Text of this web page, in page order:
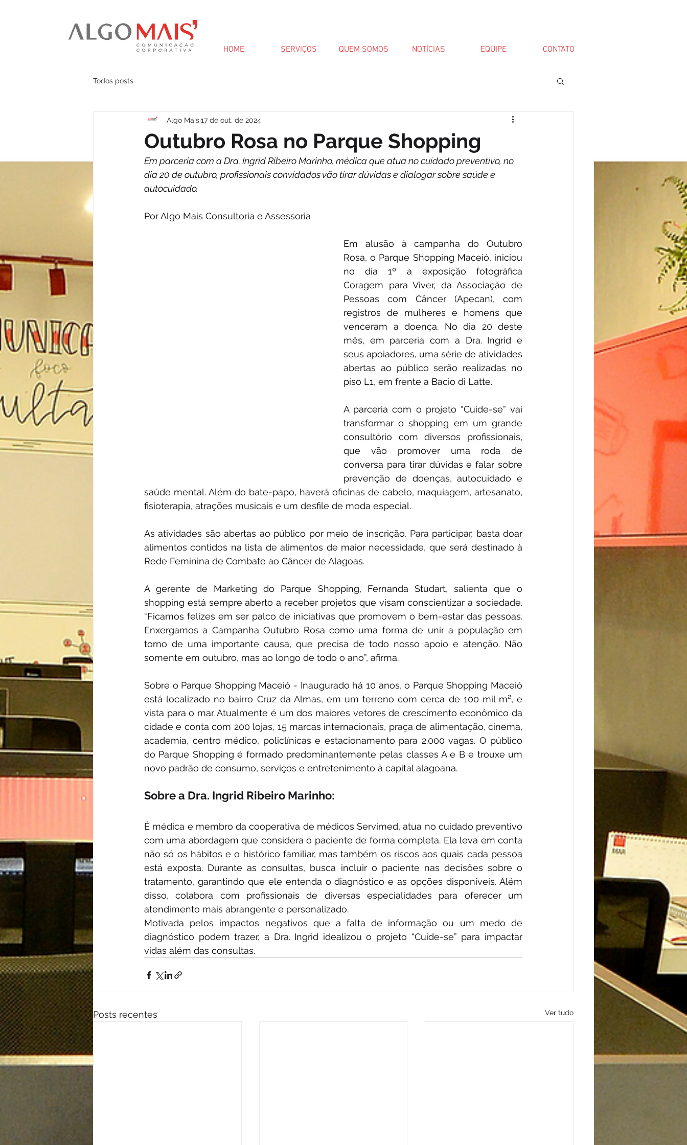
HOME SERVIÇOS QUEM SOMOS NOTÍCIAS EQUIPE CONTATO
Todos posts
Outubro Rosa no Parque Shopping
Algo Mais17 de out. de 2024
Em parceria com a Dra. Ingrid Ribeiro Marinho, médica que atua no cuidado preventivo, no
dia 20 de outubro, profissionais convidados vão tirar dúvidas e dialogar sobre saúde e
autocuidado.
Por Algo Mais Consultoria e Assessoria
Em alusão à campanha do Outubro
Rosa, o Parque Shopping Maceió, iniciou
no dia 1º a exposição fotográfica
Coragem para Viver, da Associação de
Pessoas com Câncer (Apecan), com
registros de mulheres e homens que
venceram a doença. No dia 20 deste
mês, em parceria com a Dra. Ingrid e
seus apoiadores, uma série de atividades
abertas ao público serão realizadas no
piso L1, em frente a Bacio di Latte.
A parceria com o projeto “Cuide-se” vai
transformar o shopping em um grande
consultório com diversos profissionais,
que vão promover uma roda de
conversa para tirar dúvidas e falar sobre
prevenção de doenças, autocuidado e
saúde mental. Além do bate-papo, haverá oficinas de cabelo, maquiagem, artesanato,
fisioterapia, atrações musicais e um desfile de moda especial.
As atividades são abertas ao público por meio de inscrição. Para participar, basta doar
alimentos contidos na lista de alimentos de maior necessidade, que será destinado à
Rede Feminina de Combate ao Câncer de Alagoas.
A gerente de Marketing do Parque Shopping, Fernanda Studart, salienta que o
shopping está sempre aberto a receber projetos que visam conscientizar a sociedade.
“Ficamos felizes em ser palco de iniciativas que promovem o bem-estar das pessoas.
Enxergamos a Campanha Outubro Rosa como uma forma de unir a população em
torno de uma importante causa, que precisa de todo nosso apoio e atenção. Não
somente em outubro, mas ao longo de todo o ano”, afirma.
Sobre o Parque Shopping Maceió - Inaugurado há 10 anos, o Parque Shopping Maceió
está localizado no bairro Cruz da Almas, em um terreno com cerca de 100 mil m², e
vista para o mar. Atualmente é um dos maiores vetores de crescimento econômico da
cidade e conta com 200 lojas, 15 marcas internacionais, praça de alimentação, cinema,
academia, centro médico, policlínicas e estacionamento para 2.000 vagas. O público
do Parque Shopping é formado predominantemente pelas classes A e B e trouxe um
novo padrão de consumo, serviços e entretenimento à capital alagoana.
Sobre a Dra. Ingrid Ribeiro Marinho:
É médica e membro da cooperativa de médicos Servimed, atua no cuidado preventivo
com uma abordagem que considera o paciente de forma completa. Ela leva em conta
não só os hábitos e o histórico familiar, mas também os riscos aos quais cada pessoa
está exposta. Durante as consultas, busca incluir o paciente nas decisões sobre o
tratamento, garantindo que ele entenda o diagnóstico e as opções disponíveis. Além
disso, colabora com profissionais de diversas especialidades para oferecer um
atendimento mais abrangente e personalizado.
Motivada pelos impactos negativos que a falta de informação ou um medo de
diagnóstico podem trazer, a Dra. Ingrid idealizou o projeto “Cuide-se” para impactar
vidas além das consultas.
Posts recentes Ver tudo